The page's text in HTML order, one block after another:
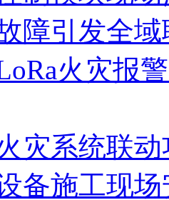
障引发全
火灾报
灾系统联
备施工现